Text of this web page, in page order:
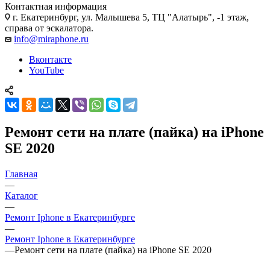
Контактная информация
г. Екатеринбург, ул. Малышева 5, ТЦ "Алатырь", -1 этаж,
справа от эскалатора.
info@miraphone.ru
Вконтакте
YouTube
Ремонт сети на плате (пайка) на iPhone
SE 2020
Главная
—
Каталог
—
Ремонт Iphone в Екатеринбурге
—
Ремонт Iphone в Екатеринбурге
—Ремонт сети на плате (пайка) на iPhone SE 2020